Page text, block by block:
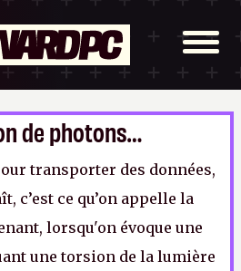
de photons…
transporter des données,
c’est ce qu’on appelle la
lorsqu'on évoque une
une torsion de la lumière